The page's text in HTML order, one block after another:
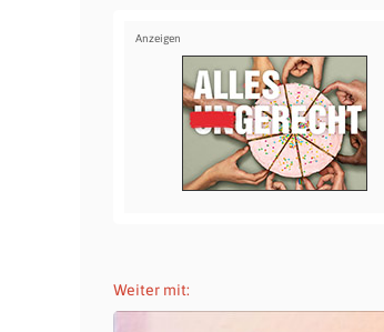
Weiter mit: